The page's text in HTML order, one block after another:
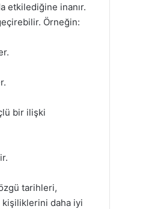
etkilediğine inanır.
Örneğin:
bir ilişki
tarihleri,
kişiliklerini daha iyi